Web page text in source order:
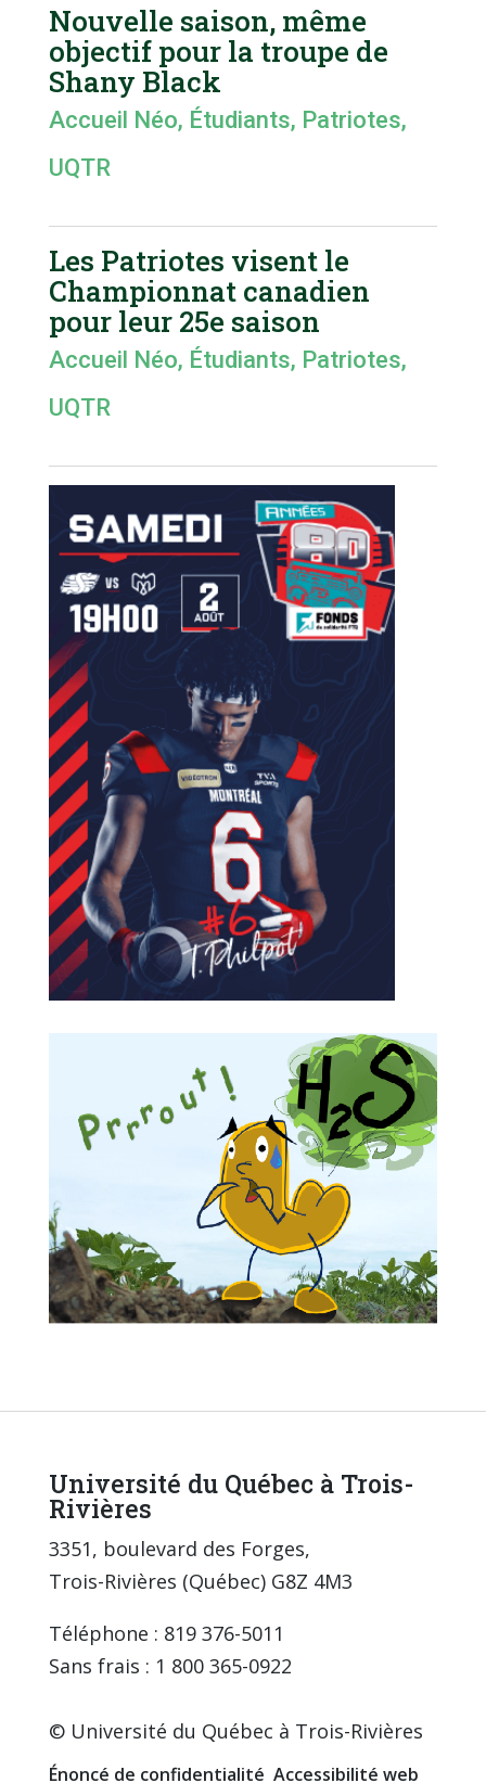
Nouvelle saison, même
objectif pour la troupe de
Shany Black
Accueil Néo, Étudiants, Patriotes,
UQTR
Les Patriotes visent le
Championnat canadien
pour leur 25e saison
Accueil Néo, Étudiants, Patriotes,
UQTR
Université du Québec à Trois-
Rivières
3351, boulevard des Forges,
Trois-Rivières (Québec) G8Z 4M3
Téléphone : 819 376-5011
Sans frais : 1 800 365-0922
© Université du Québec à Trois-Rivières
Énoncé de confidentialité Accessibilité web